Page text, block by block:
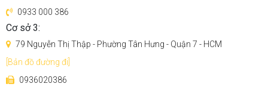
0933 000 386
Cơ sở 3:
79 Nguyễn Thị Thập - Phường Tân Hưng - Quận 7 - HCM
[Bản đồ đường đi]
0936020386